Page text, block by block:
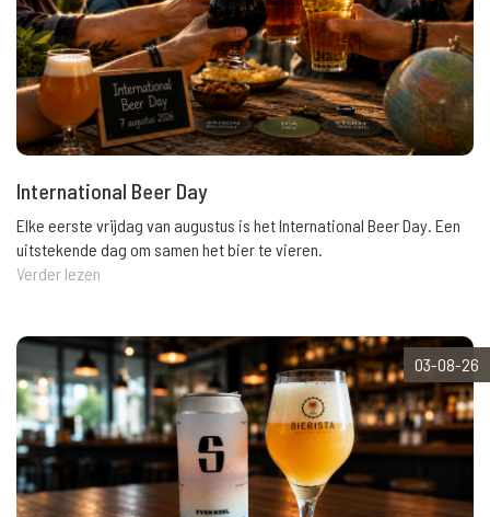
International Beer Day
Elke eerste vrijdag van augustus is het International Beer Day. Een
uitstekende dag om samen het bier te vieren.
Verder lezen
03-08-26